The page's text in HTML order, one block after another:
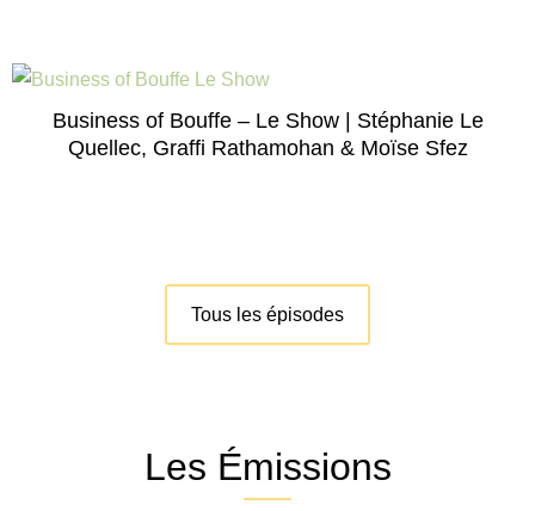
Business of Bouffe – Le Show | Stéphanie Le
Quellec, Graffi Rathamohan & Moïse Sfez
Tous les épisodes
Les Émissions